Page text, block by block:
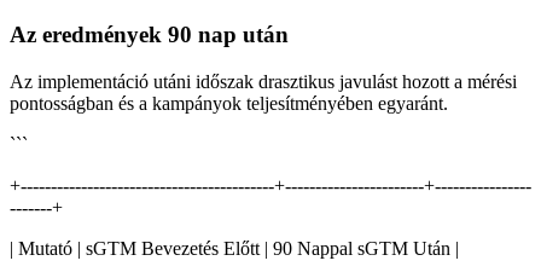
Az eredmények 90 nap után
Az implementáció utáni időszak drasztikus javulást hozott a mérési
pontosságban és a kampányok teljesítményében egyaránt.
```
+------------------------------------------+-----------------------+----------------
-------+
| Mutató | sGTM Bevezetés Előtt | 90 Nappal sGTM Után |